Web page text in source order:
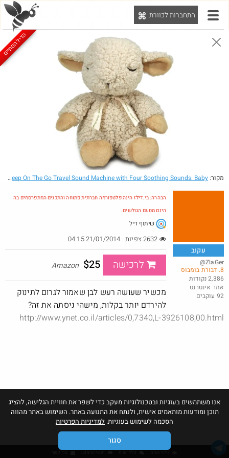
התחברות לכוורת
הבהרה: בי.דילז הינה פלטפורמה חברתית פתוחה והתכנים המתפרסמים בה הינם מטעם הגולשים.
הדילים המעודכנים הדילים החמים מוח כוורת
עדכונים מהרשת חדש בכוורת
משקל אדם משוכלל בפחות ממחיר מנת פלאפל
$6.1
@MeirCohen40
7· 4· 208
אנו משתמשים בעוגיות ובטכנולוגיות מעקב כדי לשפר את חוויית הגלישה, להציג
תוכן ומודעות מותאמים אישית, ולנתח את התנועה באתר. השימוש באתר מהווה
הסכמה לשימוש בעוגיות. למדיניות הפרטיות
סגור
הדיל הסתיים
מקור: - Amazon.com: Cloud b Sleep Sheep On The Go Travel Sound Machine with Four Soothing Sounds: Baby
עקוב
@ZlaGer
8. דבורת בומבוס
2,386 נקודות
אתר אינטרנט
92 עוקבים
הבהרה: בי.דילז הינה פלטפורמה חברתית פתוחה והתכנים המתפרסמים בה
הינם מטעם הגולשים.
שיתוף דיל
לרכישה $25
מכשיר שעושה רעש לבן שאמור לגרום לתינוק
להירדם יותר בקלות, מישהי ניסתה את זה?
http://www.ynet.co.il/articles/0,7340,L-3926108,00.html